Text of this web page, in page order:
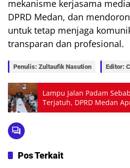
mekanisme kerjasama
DPRD Medan, dan
untuk tetap menjaga
transparan dan profesional.
Penulis: Zultaufik Nasution Editor:
Lampu Jalan Padam
Terjatuh, DPRD Medan
Cepat Dishub
Pos Terkait